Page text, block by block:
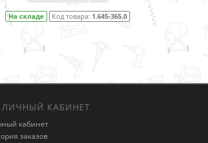
1.645-365.0
В закладки
Код товара: 1.645-
ЛИЧНЫЙ КАБИНЕТ
кабинет
заказов